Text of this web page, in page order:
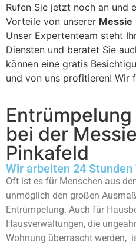
Rufen Sie jetzt noch an und
Vorteile von unserer Messie
Unser Expertenteam steht
Diensten und beratet Sie
können eine gratis
und von uns profitieren! Wir
bei der
Pinkafeld
Wir arbeiten 24 Stunden
Oft ist es für Menschen aus
unmöglich den großen
Entrümpelung. Auch für
Hausverwaltungen, die
Wohnung überrascht werden,